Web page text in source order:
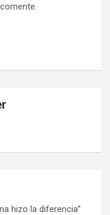
hizo la diferencia”